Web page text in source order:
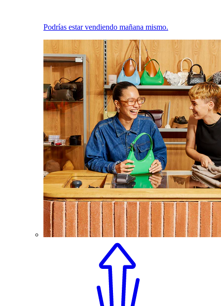
Podrías estar vendiendo mañana mismo.